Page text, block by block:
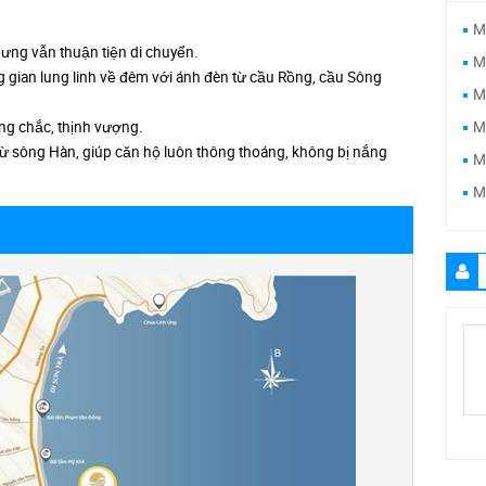
vẫn thuận tiện di chuyển.
lung linh về đêm với ánh đèn từ cầu Rồng, cầu Sông
chắc, thịnh vượng.
Hàn, giúp căn hộ luôn thông thoáng, không bị nắng